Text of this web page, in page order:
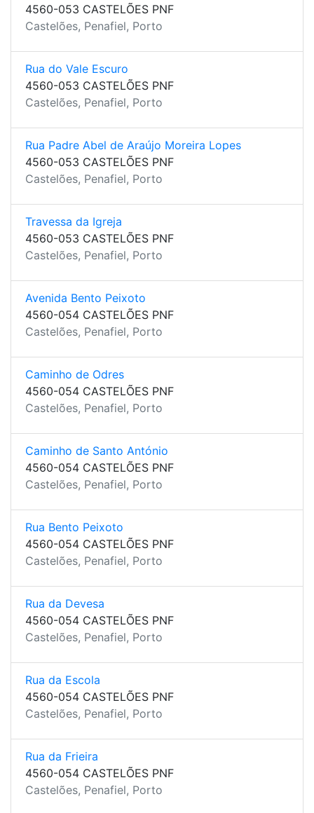
4560-053 CASTELÕES PNF
Castelões, Penafiel, Porto
Rua do Vale Escuro
4560-053 CASTELÕES PNF
Castelões, Penafiel, Porto
Rua Padre Abel de Araújo Moreira Lopes
4560-053 CASTELÕES PNF
Castelões, Penafiel, Porto
Travessa da Igreja
4560-053 CASTELÕES PNF
Castelões, Penafiel, Porto
Avenida Bento Peixoto
4560-054 CASTELÕES PNF
Castelões, Penafiel, Porto
Caminho de Odres
4560-054 CASTELÕES PNF
Castelões, Penafiel, Porto
Caminho de Santo António
4560-054 CASTELÕES PNF
Castelões, Penafiel, Porto
Rua Bento Peixoto
4560-054 CASTELÕES PNF
Castelões, Penafiel, Porto
Rua da Devesa
4560-054 CASTELÕES PNF
Castelões, Penafiel, Porto
Rua da Escola
4560-054 CASTELÕES PNF
Castelões, Penafiel, Porto
Rua da Frieira
4560-054 CASTELÕES PNF
Castelões, Penafiel, Porto